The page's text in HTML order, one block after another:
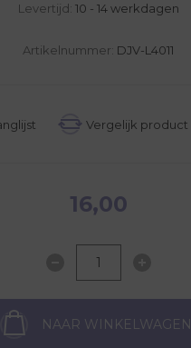
Levertijd: 10 - 14 werkdagen
Artikelnummer: DJV-L4011
16,00
NAAR WINKELWAGEN